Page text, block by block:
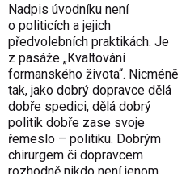
Nadpis úvodníku není
o politicích a jejich
předvolebních praktikách. Je
z pasáže „Kvaltování
formanského života“. Nicméně
tak, jako dobrý dopravce dělá
dobře spedici, dělá dobrý
politik dobře zase svoje
řemeslo – politiku. Dobrým
chirurgem či dopravcem